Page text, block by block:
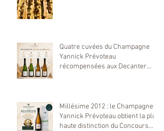
Quatre cuvées du Champagne
Yannick Prévoteau
récompensées aux Decanter
Millésime 2012 : le Champagne
Yannick Prévoteau obtient la plus
haute distinction du Concours